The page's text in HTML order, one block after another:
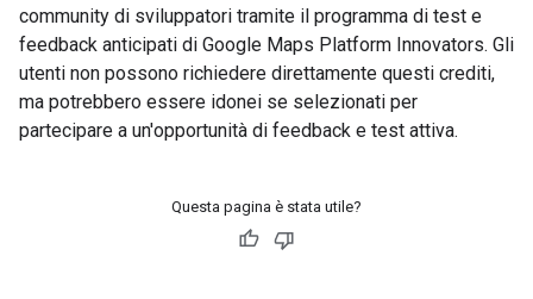
community di sviluppatori tramite il programma di test e
feedback anticipati di Google Maps Platform Innovators. Gli
utenti non possono richiedere direttamente questi crediti,
ma potrebbero essere idonei se selezionati per
partecipare a un'opportunità di feedback e test attiva.
Questa pagina è stata utile?